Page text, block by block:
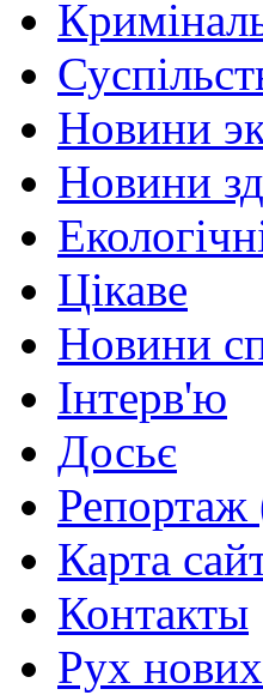
Новини
Новини
Цікаве
Новини
Інтерв'ю
Досьє
Репортаж
Карта
Контакты
Рух